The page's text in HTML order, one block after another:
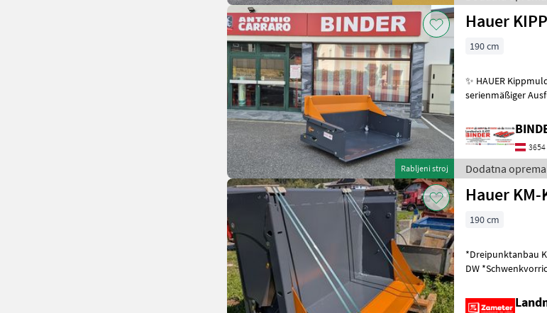
Rabljeni stroj
Hauer
190 cm
✨ HAUER
serienmäßiger
Dodatna
Hauer KM-
190 cm
*Dreipunktanbau
DW